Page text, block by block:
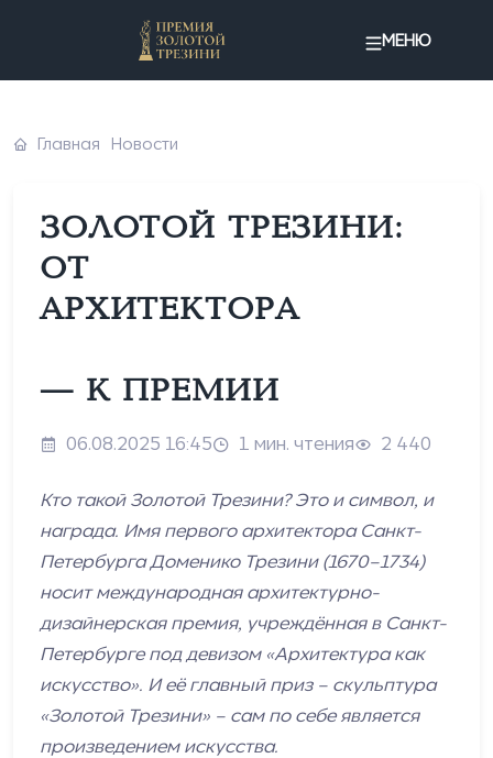
МЕНЮ
Главная Новости
ЗОЛОТОЙ ТРЕЗИНИ:
ОТ
АРХИТЕКТОРА
— К ПРЕМИИ
06.08.2025 16:45 1 мин. чтения 2 440
Кто такой Золотой Трезини? Это и символ, и
награда. Имя первого архитектора Санкт-
Петербурга Доменико Трезини (1670–1734)
носит международная архитектурно-
дизайнерская премия, учреждённая в Санкт-
Петербурге под девизом «Архитектура как
искусство». И её главный приз – скульптура
«Золотой Трезини» – сам по себе является
произведением искусства.